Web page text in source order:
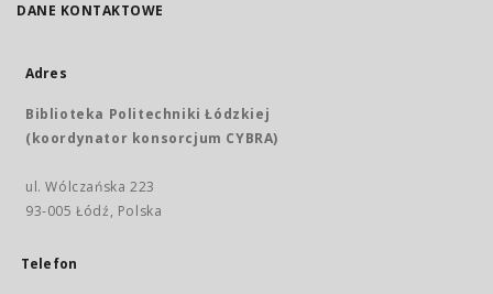
DANE KONTAKTOWE
Adres
Biblioteka Politechniki Łódzkiej
(koordynator konsorcjum CYBRA)
ul. Wólczańska 223
93-005 Łódź, Polska
Telefon